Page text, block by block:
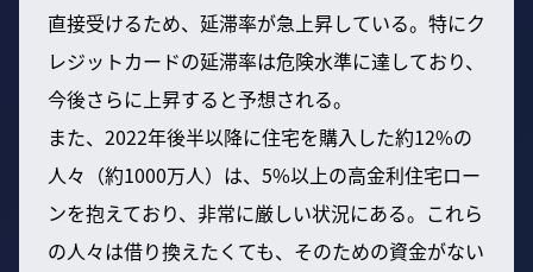
直接受けるため、延滞率が急上昇している。特にク
レジットカードの延滞率は危険水準に達しており、
今後さらに上昇すると予想される。
また、2022年後半以降に住宅を購入した約12%の
人々（約1000万人）は、5%以上の高金利住宅ロー
ンを抱えており、非常に厳しい状況にある。これら
の人々は借り換えたくても、そのための資金がない